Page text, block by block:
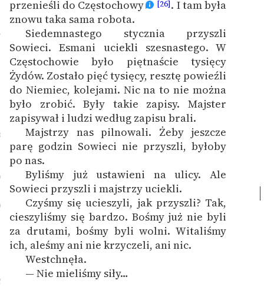
przenieśli do Częstochowy
[26]. I tam była
znowu taka sama robota.
Siedemnastego stycznia przyszli
Sowieci. Esmani uciekli szesnastego. W
Częstochowie było piętnaście tysięcy
Żydów. Zostało pięć tysięcy, resztę powieźli
do Niemiec, kolejami. Nic na to nie można
było zrobić. Były takie zapisy. Majster
zapisywał i ludzi według zapisu brali.
Majstrzy nas pilnowali. Żeby jeszcze
parę godzin Sowieci nie przyszli, byłoby
po nas.
Byliśmy już ustawieni na ulicy. Ale
Sowieci przyszli i majstrzy uciekli.
Czyśmy się ucieszyli, jak przyszli? Tak,
cieszyliśmy się bardzo. Bośmy już nie byli
za drutami, bośmy byli wolni. Witaliśmy
ich, aleśmy ani nie krzyczeli, ani nic.
Westchnęła.
— Nie mieliśmy siły…